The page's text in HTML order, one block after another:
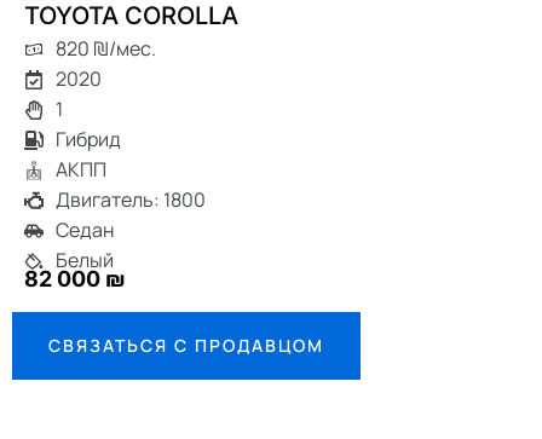
TOYOTA COROLLA
820 ₪/мес.
2020
1
Гибрид
АКПП
Двигатель: 1800
Седан
Белый
82 000 ₪
СВЯЗАТЬСЯ С ПРОДАВЦОМ